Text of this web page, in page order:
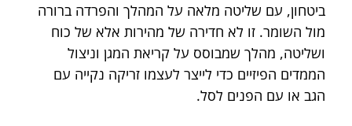
ביטחון, עם שליטה מלאה על המהלך והפרדה ברורה
מול השומר. זו לא חדירה של מהירות אלא של כוח
ושליטה, מהלך שמבוסס על קריאת המגן וניצול
הממדים הפיזיים כדי לייצר לעצמו זריקה נקייה עם
הגב או עם הפנים לסל.